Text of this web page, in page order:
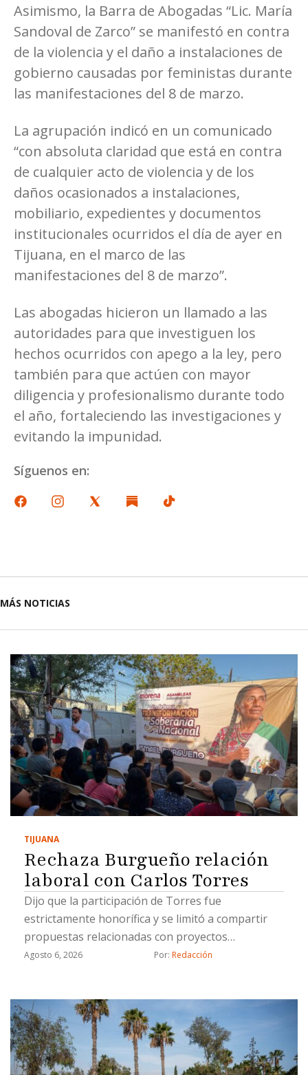
Asimismo, la Barra de Abogadas “Lic. María
Sandoval de Zarco” se manifestó en contra
de la violencia y el daño a instalaciones de
gobierno causadas por feministas durante
las manifestaciones del 8 de marzo.
La agrupación indicó en un comunicado
“con absoluta claridad que está en contra
de cualquier acto de violencia y de los
daños ocasionados a instalaciones,
mobiliario, expedientes y documentos
institucionales ocurridos el día de ayer en
Tijuana, en el marco de las
manifestaciones del 8 de marzo”.
Las abogadas hicieron un llamado a las
autoridades para que investiguen los
hechos ocurridos con apego a la ley, pero
también para que actúen con mayor
diligencia y profesionalismo durante todo
el año, fortaleciendo las investigaciones y
evitando la impunidad.
Síguenos en:
MÁS NOTICIAS
TIJUANA
Rechaza Burgueño relación
laboral con Carlos Torres
Dijo que la participación de Torres fue
estrictamente honorífica y se limitó a compartir
propuestas relacionadas con proyectos
estratégicos
Agosto 6, 2026 Por: Redacción